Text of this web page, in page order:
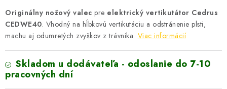
VRÁTENIE TOVARU A REKLAMÁCIE
BLOG
REFERENCIE
KONTAKTY
Originálny nožový valec pre elektrický vertikutátor Cedrus
CEDWE40. Vhodný na hĺbkovú vertikutáciu a odstránenie plsti,
machu aj odumretých zvyškov z trávnika. Viac informácií
Skladom u dodávateľa - odoslanie do 7-10
pracovných dní